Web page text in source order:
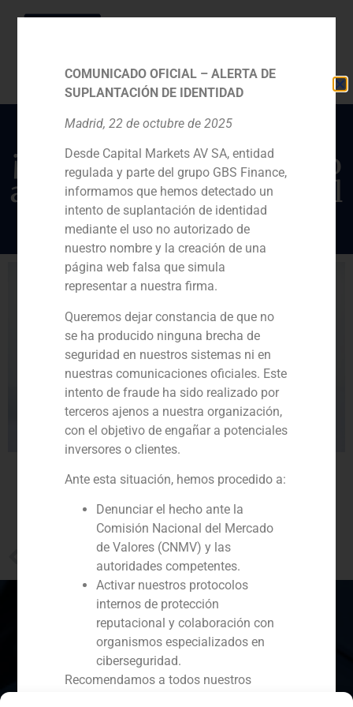
¡SPAC! Engancharse o no
al nuevo invento bursátil
GBS Finance y su apuesta en Latinoamérica
Portugal
COMUNICADO OFICIAL – ALERTA DE
SUPLANTACIÓN DE IDENTIDAD
Madrid, 22 de octubre de 2025
Desde Capital Markets AV SA, entidad
regulada y parte del grupo GBS Finance,
informamos que hemos detectado un
intento de suplantación de identidad
mediante el uso no autorizado de
nuestro nombre y la creación de una
página web falsa que simula
representar a nuestra firma.
Queremos dejar constancia de que no
se ha producido ninguna brecha de
seguridad en nuestros sistemas ni en
nuestras comunicaciones oficiales. Este
intento de fraude ha sido realizado por
terceros ajenos a nuestra organización,
con el objetivo de engañar a potenciales
inversores o clientes.
Ante esta situación, hemos procedido a:
Denunciar el hecho ante la
Comisión Nacional del Mercado
de Valores (CNMV) y las
autoridades competentes.
Activar nuestros protocolos
internos de protección
reputacional y colaboración con
organismos especializados en
ciberseguridad.
Recomendamos a todos nuestros